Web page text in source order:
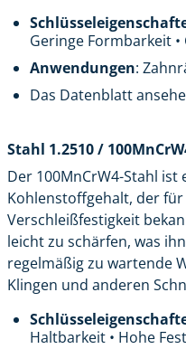
Geringe Formbarkeit
Anwendungen:
Das Datenblatt
Stahl 1.2510 /
Der 100MnCrW4-Stahl
Kohlenstoffgehalt, der
Verschleißfestigkeit
leicht zu schärfen, was
regelmäßig zu wartende
Klingen und anderen
Haltbarkeit • Hohe